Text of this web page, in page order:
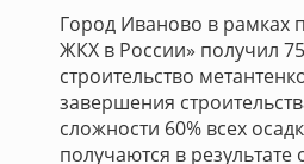
Город Иваново в рамках
ЖКХ в России» получил
строительство
завершения
сложности 60% всех
получаются в результате